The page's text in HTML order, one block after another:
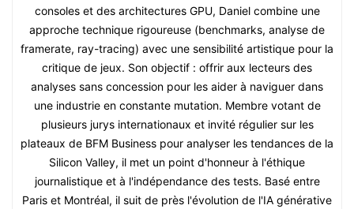
consoles et des architectures GPU, Daniel combine une
approche technique rigoureuse (benchmarks, analyse de
framerate, ray-tracing) avec une sensibilité artistique pour la
critique de jeux. Son objectif : offrir aux lecteurs des
analyses sans concession pour les aider à naviguer dans
une industrie en constante mutation. Membre votant de
plusieurs jurys internationaux et invité régulier sur les
plateaux de BFM Business pour analyser les tendances de la
Silicon Valley, il met un point d'honneur à l'éthique
journalistique et à l'indépendance des tests. Basé entre
Paris et Montréal, il suit de près l'évolution de l'IA générative